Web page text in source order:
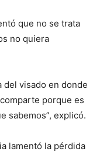
que no se trata
no quiera
del visado en donde
porque es
sabemos”, explicó.
lamentó la pérdida